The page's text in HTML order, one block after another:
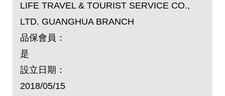
LIFE TRAVEL & TOURIST SERVICE CO.,
LTD. GUANGHUA BRANCH
品保會員：
是
設立日期：
2018/05/15